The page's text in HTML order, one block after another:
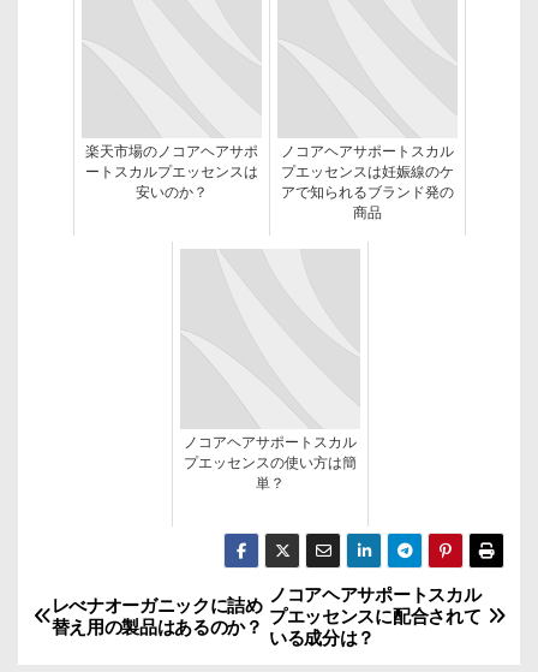
楽天市場のノコアヘアサポ
ートスカルプエッセンスは
安いのか？
ノコアヘアサポートスカル
プエッセンスは妊娠線のケ
アで知られるブランド発の
商品
ノコアヘアサポートスカル
プエッセンスの使い方は簡
単？
投
ノコアヘアサポートスカル
プエッセンスに配合されて
いる成分は？
レべナオーガニックに詰め
替え用の製品はあるのか？